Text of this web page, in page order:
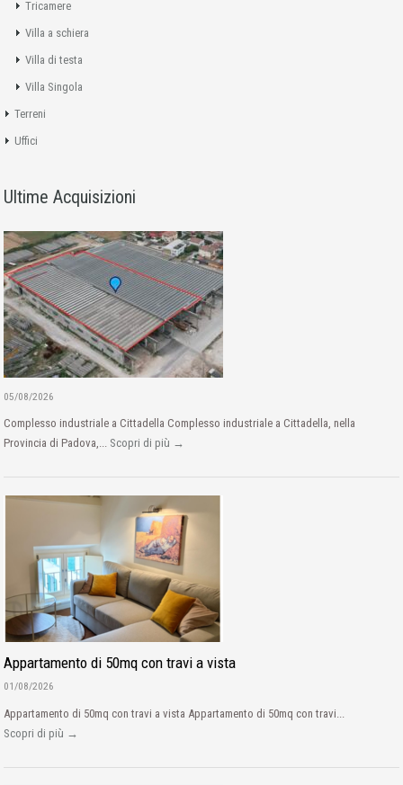
Tricamere
Villa a schiera
Villa di testa
Villa Singola
Terreni
Uffici
Ultime Acquisizioni
05/08/2026
Complesso industriale a Cittadella Complesso industriale a Cittadella, nella
Provincia di Padova,... Scopri di più →
Appartamento di 50mq con travi a vista
01/08/2026
Appartamento di 50mq con travi a vista Appartamento di 50mq con travi...
Scopri di più →